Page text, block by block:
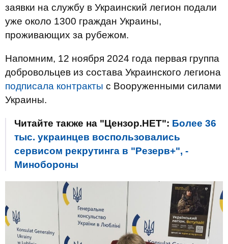
заявки на службу в Украинский легион подали
уже около 1300 граждан Украины,
проживающих за рубежом.
Напомним, 12 ноября 2024 года первая группа
добровольцев из состава Украинского легиона
подписала контракты с Вооруженными силами
Украины.
Читайте также на "Цензор.НЕТ": Более 36
тыс. украинцев воспользовались
сервисом рекрутинга в "Резерв+", -
Минобороны